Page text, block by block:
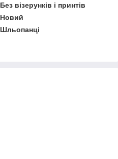
Без візерунків і принтів
Новий
Шльопанці